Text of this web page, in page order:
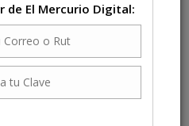
de El Mercurio Digital: